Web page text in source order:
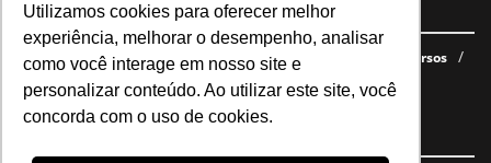
Utilizamos cookies para oferecer melhor
experiência, melhorar o desempenho, analisar
como você interage em nosso site e
personalizar conteúdo. Ao utilizar este site, você
concorda com o uso de cookies.
Navegue no site
Últimas notícias Quem somos E-books gratuitos
Cursos
Política de privacidade